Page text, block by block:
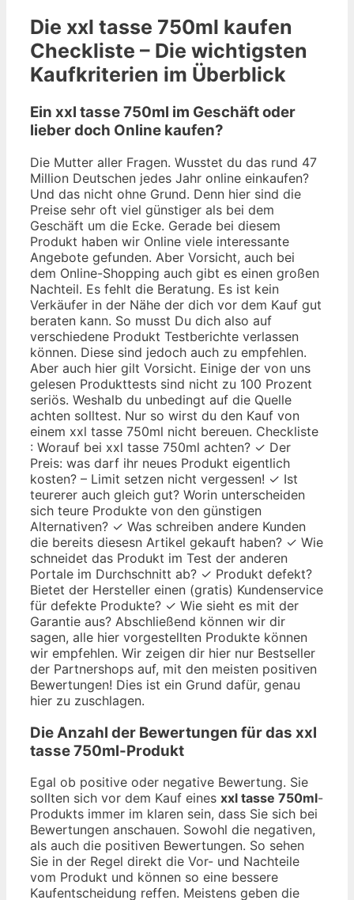
Die xxl tasse 750ml kaufen
Checkliste – Die wichtigsten
Kaufkriterien im Überblick
Ein xxl tasse 750ml im Geschäft oder
lieber doch Online kaufen?
Die Mutter aller Fragen. Wusstet du das rund 47
Million Deutschen jedes Jahr online einkaufen?
Und das nicht ohne Grund. Denn hier sind die
Preise sehr oft viel günstiger als bei dem
Geschäft um die Ecke. Gerade bei diesem
Produkt haben wir Online viele interessante
Angebote gefunden. Aber Vorsicht, auch bei
dem Online-Shopping auch gibt es einen großen
Nachteil. Es fehlt die Beratung. Es ist kein
Verkäufer in der Nähe der dich vor dem Kauf gut
beraten kann. So musst Du dich also auf
verschiedene Produkt Testberichte verlassen
können. Diese sind jedoch auch zu empfehlen.
Aber auch hier gilt Vorsicht. Einige der von uns
gelesen Produkttests sind nicht zu 100 Prozent
seriös. Weshalb du unbedingt auf die Quelle
achten solltest. Nur so wirst du den Kauf von
einem xxl tasse 750ml nicht bereuen. Checkliste
: Worauf bei xxl tasse 750ml achten? ✓ Der
Preis: was darf ihr neues Produkt eigentlich
kosten? – Limit setzen nicht vergessen! ✓ Ist
teurerer auch gleich gut? Worin unterscheiden
sich teure Produkte von den günstigen
Alternativen? ✓ Was schreiben andere Kunden
die bereits diesesn Artikel gekauft haben? ✓ Wie
schneidet das Produkt im Test der anderen
Portale im Durchschnitt ab? ✓ Produkt defekt?
Bietet der Hersteller einen (gratis) Kundenservice
für defekte Produkte? ✓ Wie sieht es mit der
Garantie aus? Abschließend können wir dir
sagen, alle hier vorgestellten Produkte können
wir empfehlen. Wir zeigen dir hier nur Bestseller
der Partnershops auf, mit den meisten positiven
Bewertungen! Dies ist ein Grund dafür, genau
hier zu zuschlagen.
Die Anzahl der Bewertungen für das xxl
tasse 750ml-Produkt
Egal ob positive oder negative Bewertung. Sie
sollten sich vor dem Kauf eines xxl tasse 750ml-
Produkts immer im klaren sein, dass Sie sich bei
Bewertungen anschauen. Sowohl die negativen,
als auch die positiven Bewertungen. So sehen
Sie in der Regel direkt die Vor- und Nachteile
vom Produkt und können so eine bessere
Kaufentscheidung reffen. Meistens geben die